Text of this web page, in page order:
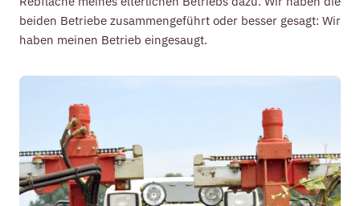
beiden Betriebe zusammengeführt oder besser gesagt: Wir
haben meinen Betrieb eingesaugt.